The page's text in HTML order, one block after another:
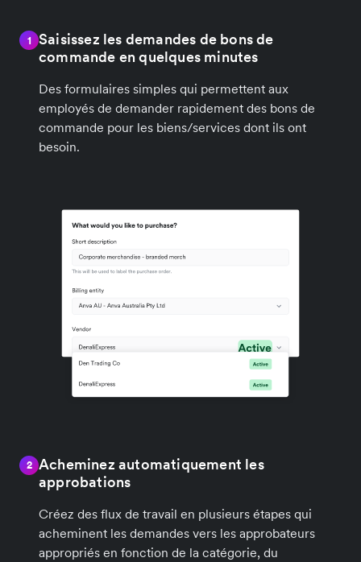
1 Saisissez les demandes de bons de
commande en quelques minutes
Des formulaires simples qui permettent aux
employés de demander rapidement des bons de
commande pour les biens/services dont ils ont
besoin.
2 Acheminez automatiquement les
approbations
Créez des flux de travail en plusieurs étapes qui
acheminent les demandes vers les approbateurs
appropriés en fonction de la catégorie, du